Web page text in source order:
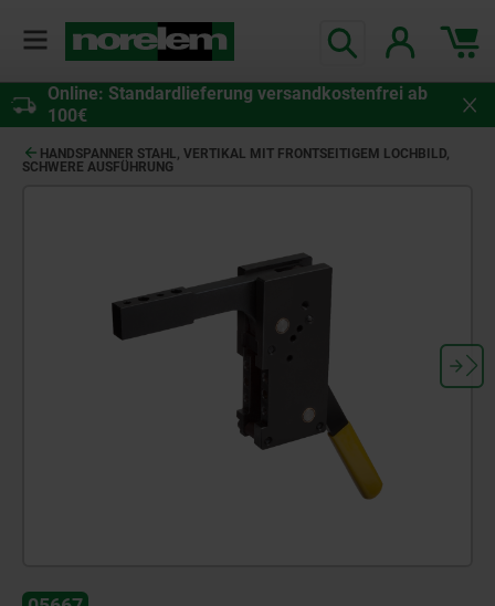
Online: Standardlieferung versandkostenfrei ab
100€
HANDSPANNER STAHL, VERTIKAL MIT FRONTSEITIGEM LOCHBILD,
SCHWERE AUSFÜHRUNG